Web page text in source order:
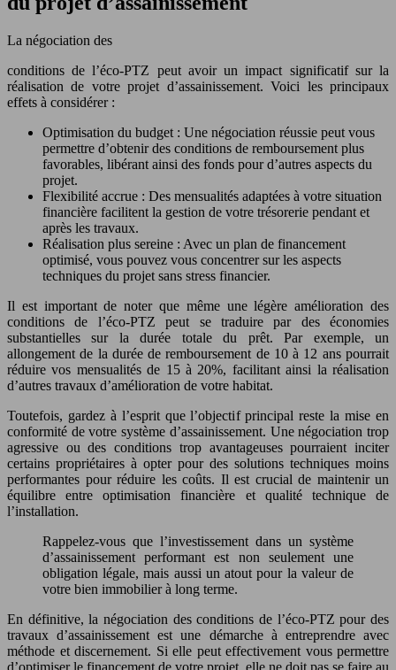
La négociation des
conditions de l’éco-PTZ peut avoir un impact significatif sur la
réalisation de votre projet d’assainissement. Voici les principaux
effets à considérer :
Optimisation du budget : Une négociation réussie peut vous
permettre d’obtenir des conditions de remboursement plus
favorables, libérant ainsi des fonds pour d’autres aspects du
projet.
Flexibilité accrue : Des mensualités adaptées à votre situation
financière facilitent la gestion de votre trésorerie pendant et
après les travaux.
Réalisation plus sereine : Avec un plan de financement
optimisé, vous pouvez vous concentrer sur les aspects
techniques du projet sans stress financier.
Il est important de noter que même une légère amélioration des
conditions de l’éco-PTZ peut se traduire par des économies
substantielles sur la durée totale du prêt. Par exemple, un
allongement de la durée de remboursement de 10 à 12 ans pourrait
réduire vos mensualités de 15 à 20%, facilitant ainsi la réalisation
d’autres travaux d’amélioration de votre habitat.
Toutefois, gardez à l’esprit que l’objectif principal reste la mise en
conformité de votre système d’assainissement. Une négociation trop
agressive ou des conditions trop avantageuses pourraient inciter
certains propriétaires à opter pour des solutions techniques moins
performantes pour réduire les coûts. Il est crucial de maintenir un
équilibre entre optimisation financière et qualité technique de
l’installation.
Rappelez-vous que l’investissement dans un système
d’assainissement performant est non seulement une
obligation légale, mais aussi un atout pour la valeur de
votre bien immobilier à long terme.
En définitive, la négociation des conditions de l’éco-PTZ pour des
travaux d’assainissement est une démarche à entreprendre avec
méthode et discernement. Si elle peut effectivement vous permettre
d’optimiser le financement de votre projet, elle ne doit pas se faire au